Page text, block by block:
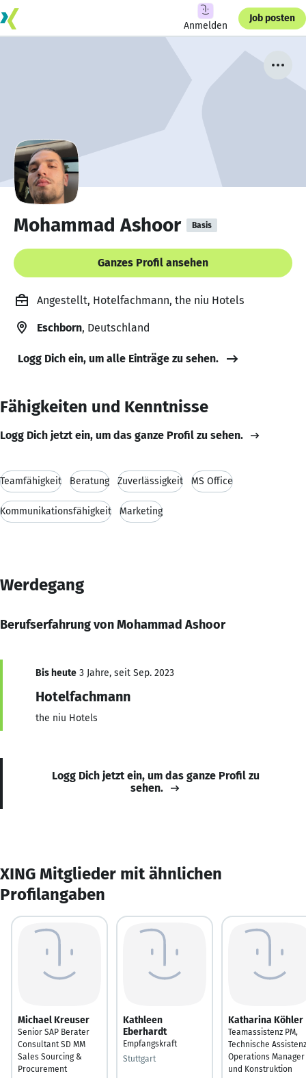
Anmelden
Job posten
Mohammad Ashoor Basis
Ganzes Profil ansehen
Angestellt, Hotelfachmann, the niu Hotels
Eschborn, Deutschland
Logg Dich ein, um alle Einträge zu sehen.
Fähigkeiten und Kenntnisse
Logg Dich jetzt ein, um das ganze Profil zu sehen.
Teamfähigkeit Beratung Zuverlässigkeit MS Office
Kommunikationsfähigkeit Marketing
Werdegang
Berufserfahrung von Mohammad Ashoor
Bis heute 3 Jahre, seit Sep. 2023
Hotelfachmann
the niu Hotels
Logg Dich jetzt ein, um das ganze Profil zu
sehen.
XING Mitglieder mit ähnlichen
Profilangaben
Michael Kreuser
Senior SAP Berater
Consultant SD MM
Sales Sourcing &
Procurement
Kathleen
Eberhardt
Empfangskraft
Stuttgart
Katharina Köhler
Teamassistenz PM,
Technische Assistenz
Operations Manager
und Konstruktion